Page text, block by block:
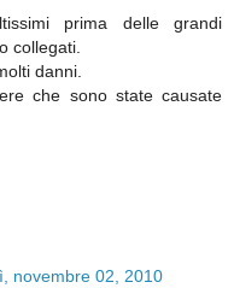
prima delle grandi
collegati.
danni.
che sono state causate
novembre 02, 2010